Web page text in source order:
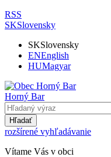
RSS
SKSlovensky
SKSlovensky
ENEnglish
HUMagyar
Horný Bar
Hľadať
rozšírené vyhľadávanie
Vítame Vás v obci